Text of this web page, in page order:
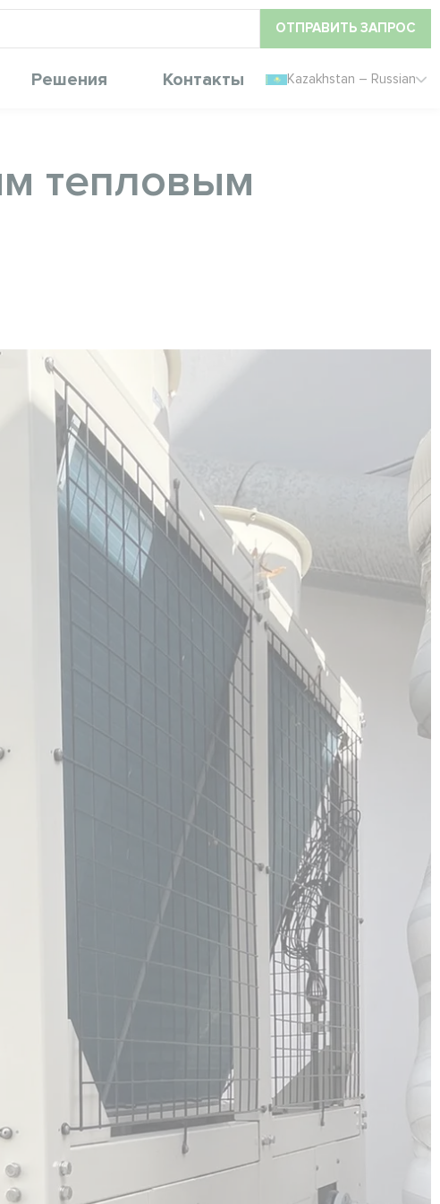
ОТПРАВИТЬ ЗАПРОС
Решения Контакты Kazakhstan – Russian
тепловым